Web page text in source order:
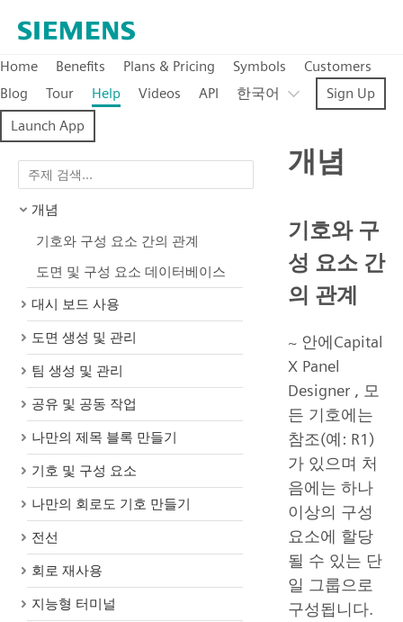
Home Benefits Plans & Pricing Symbols
Customers
Blog
Tour Help Videos API 한국어
Sign Up
Launch App
개념
기호와 구성 요소 간의 관계
도면 및 구성 요소 데이터베이스
대시 보드 사용
도면 생성 및 관리
팀 생성 및 관리
공유 및 공동 작업
나만의 제목 블록 만들기
기호 및 구성 요소
나만의 회로도 기호 만들기
전선
회로 재사용
지능형 터미널
개념
기호와 구
성 요소 간
의 관계
~ 안에Capital
X Panel
Designer , 모
든 기호에는
참조(예: R1)
가 있으며 처
음에는 하나
이상의 구성
요소에 할당
될 수 있는 단
일 그룹으로
구성됩니다.